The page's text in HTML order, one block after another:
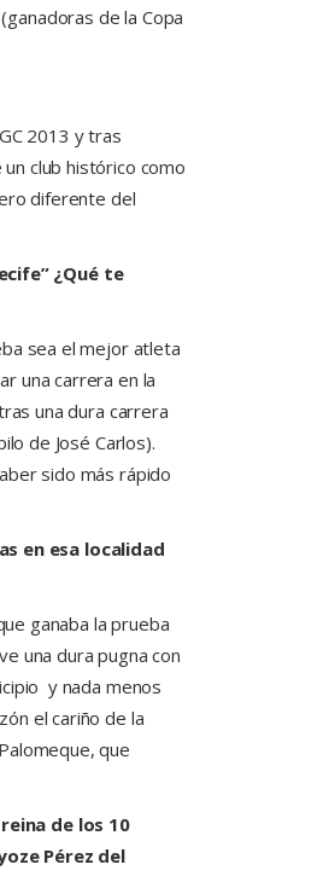
de la Copa
2013 y tras
club histórico como
diferente del
¿Qué te
sea el mejor atleta
una carrera en la
una dura carrera
de José Carlos).
sido más rápido
en esa localidad
ganaba la prueba
una dura pugna con
y nada menos
el cariño de la
que
de los 10
Pérez del